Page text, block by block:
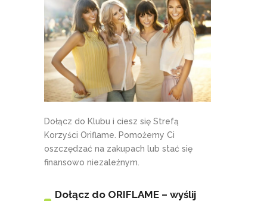
Dołącz do Klubu i ciesz się Strefą
Korzyści Oriflame. Pomożemy Ci
oszczędzać na zakupach lub stać się
finansowo niezależnym.
Dołącz do ORIFLAME – wyślij